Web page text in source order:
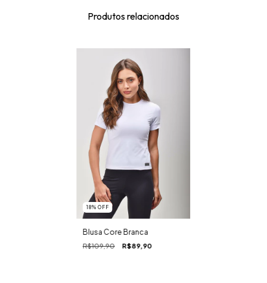
Produtos relacionados
18% OFF
Blusa Core Branca
R$109,90 R$89,90